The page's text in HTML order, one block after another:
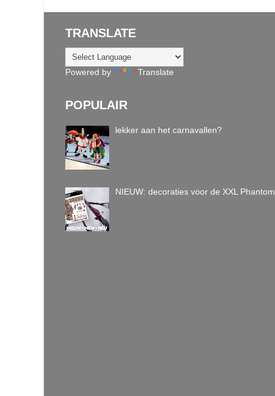
TRANSLATE
Powered by Translate
POPULAIR
lekker aan het carnavallen?
NIEUW: decoraties voor de XXL Phantom